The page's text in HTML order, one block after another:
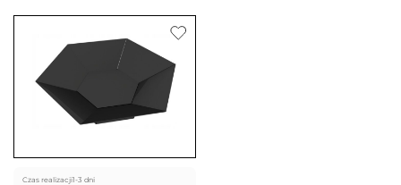
Czas realizacji1-3 dni